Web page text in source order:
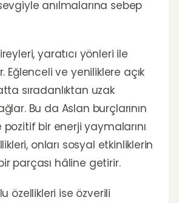
anılmalarına sebep
yaratıcı yönleri ile
Eğlenceli ve yeniliklere açık
sıradanlıktan uzak
Bu da Aslan burçlarının
bir enerji yaymalarını
onları sosyal etkinliklerin
parçası hâline getirir.
özellikleri ise özverili